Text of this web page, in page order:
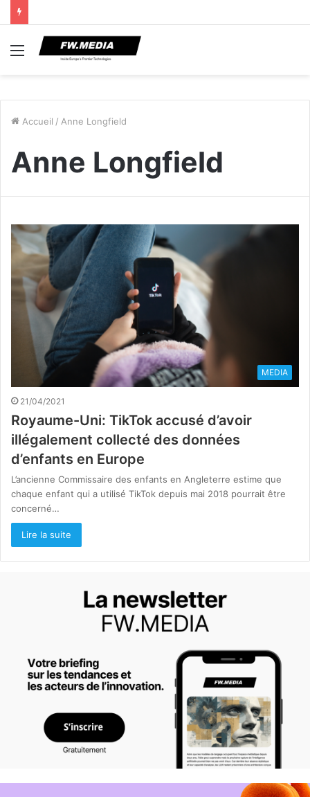
Menu
Accueil / Anne Longfield
Anne Longfield
MEDIA
21/04/2021
Royaume-Uni: TikTok accusé d’avoir
illégalement collecté des données
d’enfants en Europe
L’ancienne Commissaire des enfants en Angleterre estime que
chaque enfant qui a utilisé TikTok depuis mai 2018 pourrait être
concerné…
Lire la suite